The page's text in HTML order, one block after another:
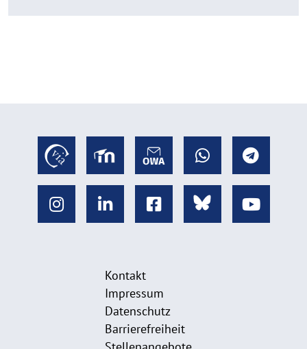
Kontakt
Impressum
Datenschutz
Barrierefreiheit